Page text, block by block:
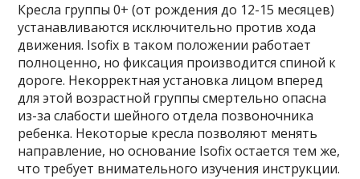
Кресла группы 0+ (от рождения до 12-15 месяцев)
устанавливаются исключительно против хода
движения. Isofix в таком положении работает
полноценно, но фиксация производится спиной к
дороге. Некорректная установка лицом вперед
для этой возрастной группы смертельно опасна
из-за слабости шейного отдела позвоночника
ребенка. Некоторые кресла позволяют менять
направление, но основание Isofix остается тем же,
что требует внимательного изучения инструкции.